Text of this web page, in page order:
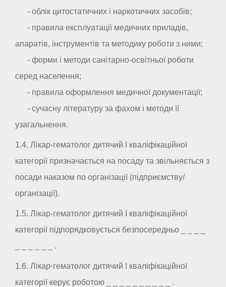
- облік цитостатичних і наркотичних засобів;
- правила експлуатації медичних приладів,
апаратів, інструментів та методику роботи з ними;
- форми і методи санітарно-освітньої роботи
серед населення;
- правила оформлення медичної документації;
- сучасну літературу за фахом і методи її
узагальнення.
1.4. Лікар-гематолог дитячий I кваліфікаційної
категорії призначається на посаду та звільняється з
посади наказом по організації (підприємству/
організації).
1.5. Лікар-гематолог дитячий I кваліфікаційної
категорії підпорядковується безпосередньо _ _ _ _
_ _ _ _ _ _ .
1.6. Лікар-гематолог дитячий I кваліфікаційної
категорії керує роботою _ _ _ _ _ _ _ _ _ _ .